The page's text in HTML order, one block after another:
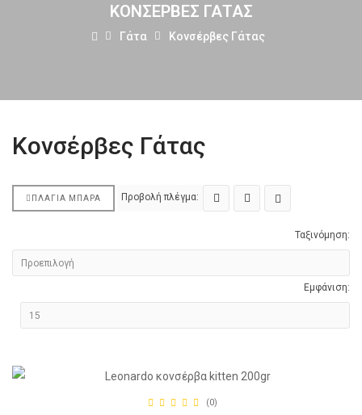
ΚΟΝΣΈΡΒΕΣ ΓΆΤΑΣ
Γάτα Κονσέρβες Γάτας
Κονσέρβες Γάτας
ΠΛΆΓΙΑ ΜΠΆΡΑ Προβολή πλέγμα:
Ταξινόμηση:
Εμφάνιση:
(0)